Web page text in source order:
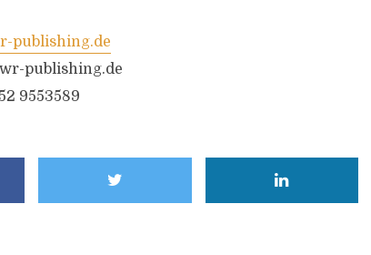
publishing.de
publishing.de
9553589